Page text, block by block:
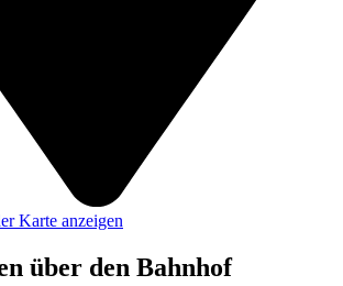
Karte anzeigen
über den Bahnhof